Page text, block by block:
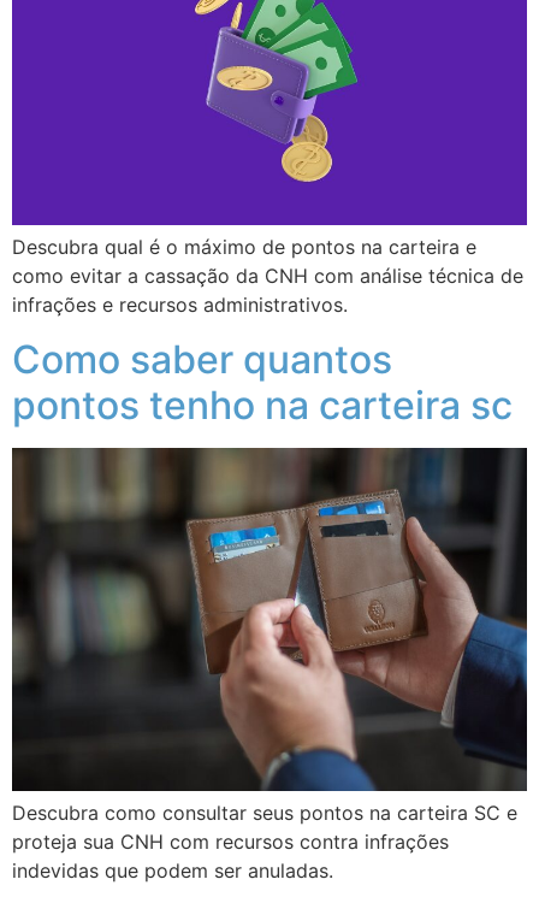
Descubra qual é o máximo de pontos na carteira e
como evitar a cassação da CNH com análise técnica de
infrações e recursos administrativos.
Como saber quantos
pontos tenho na carteira sc
Descubra como consultar seus pontos na carteira SC e
proteja sua CNH com recursos contra infrações
indevidas que podem ser anuladas.